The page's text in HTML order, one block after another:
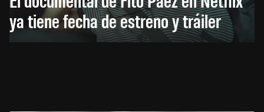
ya tiene fecha de estreno y tráiler